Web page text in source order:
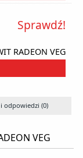
RADEON VEG
Sprawdź!
odpowiedzi (0)
VEG